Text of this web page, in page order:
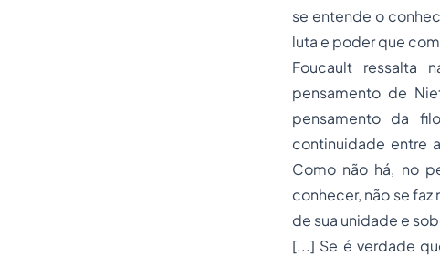
se entende o
luta e poder que
Foucault ressalta
pensamento de
pensamento da
continuidade entre
Como não há, no
conhecer, não se
de sua unidade e
[...] Se é verdade